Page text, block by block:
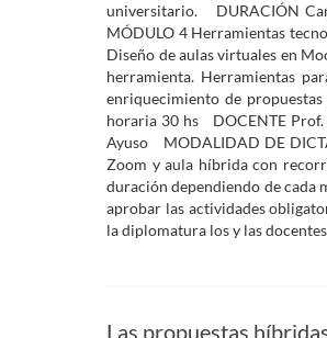
universitario. DURACIÓN
MÓDULO 4 Herramientas
Diseño de aulas virtuales en
herramienta. Herramientas
enriquecimiento de
horaria 30 hs DOCENTE
Ayuso MODALIDAD DE
Zoom y aula híbrida con
duración dependiendo de cada
aprobar las actividades
la diplomatura los y las
Las propuestas